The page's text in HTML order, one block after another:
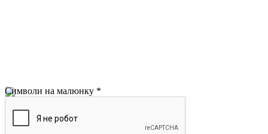
Символи на малюнку *